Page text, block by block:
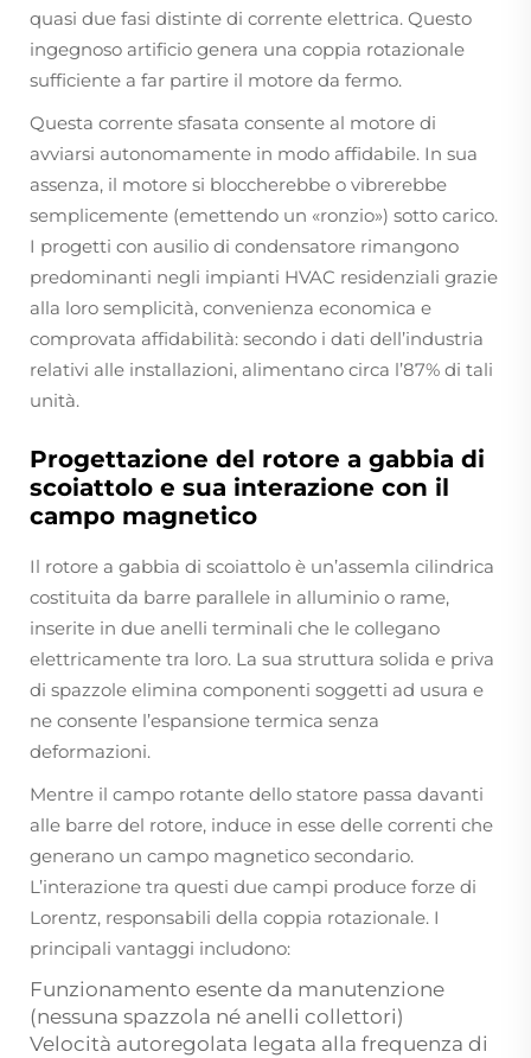
quasi due fasi distinte di corrente elettrica. Questo
ingegnoso artificio genera una coppia rotazionale
sufficiente a far partire il motore da fermo.
Questa corrente sfasata consente al motore di
avviarsi autonomamente in modo affidabile. In sua
assenza, il motore si bloccherebbe o vibrerebbe
semplicemente (emettendo un «ronzio») sotto carico.
I progetti con ausilio di condensatore rimangono
predominanti negli impianti HVAC residenziali grazie
alla loro semplicità, convenienza economica e
comprovata affidabilità: secondo i dati dell’industria
relativi alle installazioni, alimentano circa l’87% di tali
unità.
Progettazione del rotore a gabbia di
scoiattolo e sua interazione con il
campo magnetico
Il rotore a gabbia di scoiattolo è un’assemla cilindrica
costituita da barre parallele in alluminio o rame,
inserite in due anelli terminali che le collegano
elettricamente tra loro. La sua struttura solida e priva
di spazzole elimina componenti soggetti ad usura e
ne consente l’espansione termica senza
deformazioni.
Mentre il campo rotante dello statore passa davanti
alle barre del rotore, induce in esse delle correnti che
generano un campo magnetico secondario.
L’interazione tra questi due campi produce forze di
Lorentz, responsabili della coppia rotazionale. I
principali vantaggi includono:
Funzionamento esente da manutenzione
(nessuna spazzola né anelli collettori)
Velocità autoregolata legata alla frequenza di